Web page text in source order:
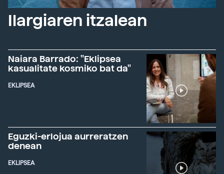
Ilargiaren itzalean
Naiara Barrado: "Eklipsea
kasualitate kosmiko bat da"
EKLIPSEA
Eguzki-erlojua aurreratzen
denean
EKLIPSEA